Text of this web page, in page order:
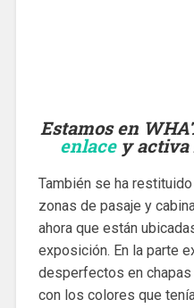
Estamos en
enlacey activa
También se ha
zonas de pasaje y
ahora que están
exposición. En la parte
desperfectos en
con los colores que